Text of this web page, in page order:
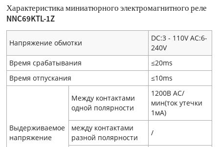
Характеристика миниатюрного электромагнитного реле
NNC69KTL-1Z
Напряжение обмотки
DC:3 - 110V AC:6-
240V
Время срабатывания
≤20ms
Время отпускания
≤10ms
Выдерживаемое
напряжение
Между контактами
одной полярности
1200В AC/
мин(ток утечки
1мA)
между контактами
разной полярности
/